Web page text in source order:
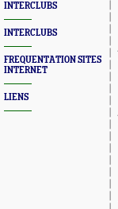
INTERCLUBS
INTERCLUBS
FREQUENTATION SITES
INTERNET
LIENS